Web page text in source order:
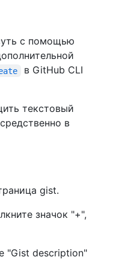
с помощью
в GitHub CLI
текстовый
в
gist.
значок "+",
"Gist description"